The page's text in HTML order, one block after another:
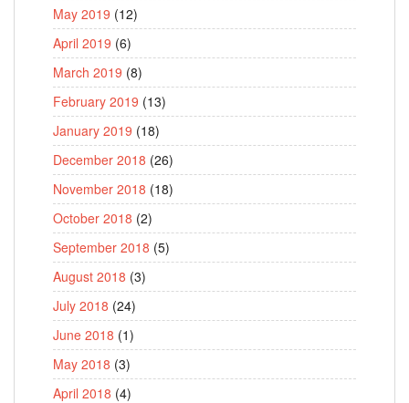
May 2019 (12)
April 2019 (6)
March 2019 (8)
February 2019 (13)
January 2019 (18)
December 2018 (26)
November 2018 (18)
October 2018 (2)
September 2018 (5)
August 2018 (3)
July 2018 (24)
June 2018 (1)
May 2018 (3)
April 2018 (4)